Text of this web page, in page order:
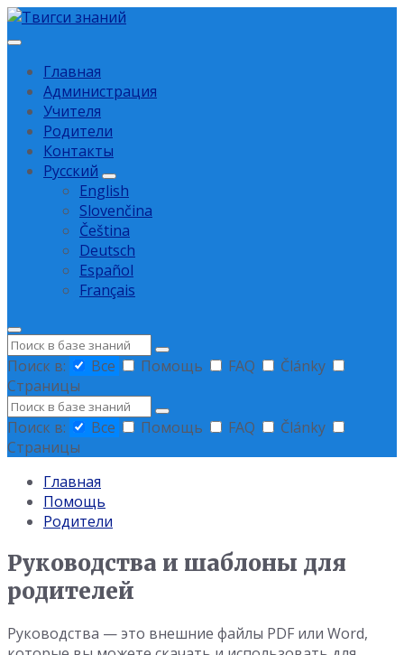
Перейти
к
Перейти
к
навигации
Перейти
к
колонтитулу
Главная
Администрация
Учителя
Родители
Контакты
Русский
English
Slovenčina
Čeština
Deutsch
Español
Français
Поиск
Поиск в:
Все Помощь FAQ
Články
Страницы
Поиск
Поиск в:
Все Помощь FAQ
Články
Страницы
Главная
Помощь
Родители
Руководства и шаблоны для
родителей
Руководства — это внешние файлы PDF или Word,